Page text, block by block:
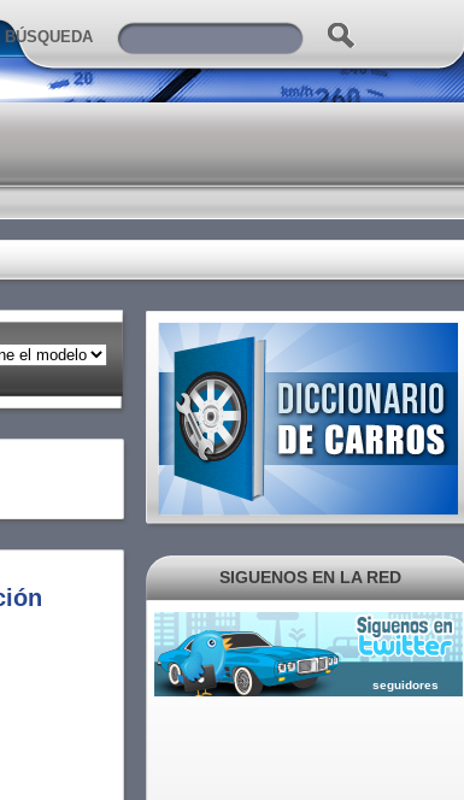
BÚSQUEDA
SIGUENOS EN LA RED
seguidores